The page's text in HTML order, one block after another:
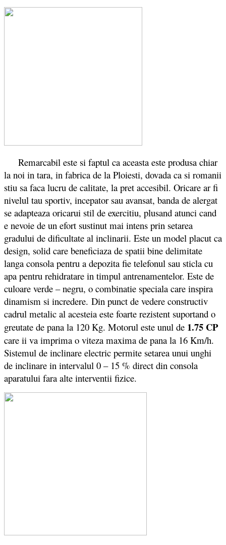
Remarcabil este si faptul ca aceasta este produsa chiar
la noi in tara, in fabrica de la Ploiesti, dovada ca si romanii
stiu sa faca lucru de calitate, la pret accesibil. Oricare ar fi
nivelul tau sportiv, incepator sau avansat, banda de alergat
se adapteaza oricarui stil de exercitiu, plusand atunci cand
e nevoie de un efort sustinut mai intens prin setarea
gradului de dificultate al inclinarii. Este un model placut ca
design, solid care beneficiaza de spatii bine delimitate
langa consola pentru a depozita fie telefonul sau sticla cu
apa pentru rehidratare in timpul antrenamentelor. Este de
culoare verde – negru, o combinatie speciala care inspira
dinamism si incredere. Din punct de vedere constructiv
cadrul metalic al acesteia este foarte rezistent suportand o
greutate de pana la 120 Kg. Motorul este unul de 1.75 CP
care ii va imprima o viteza maxima de pana la 16 Km/h.
Sistemul de inclinare electric permite setarea unui unghi
de inclinare in intervalul 0 – 15 % direct din consola
aparatului fara alte interventii fizice.